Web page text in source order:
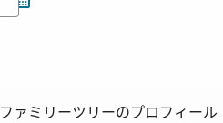
ファミリーツリーのプロフィール